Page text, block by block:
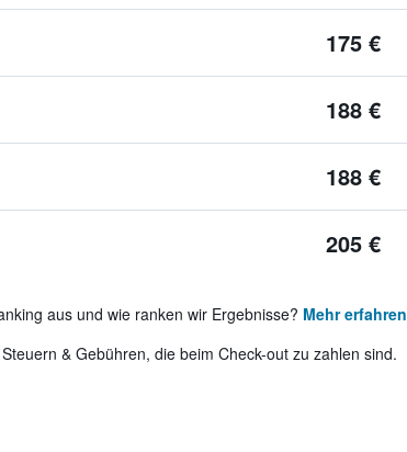
175 €
188 €
188 €
205 €
aus und wie ranken wir Ergebnisse? Mehr erfahren
& Gebühren, die beim Check-out zu zahlen sind.